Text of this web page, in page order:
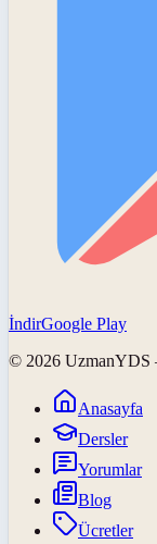
İndirGoogle Play
© 2026 UzmanYDS
Anasayfa
Dersler
Yorumlar
Blog
Ücretler